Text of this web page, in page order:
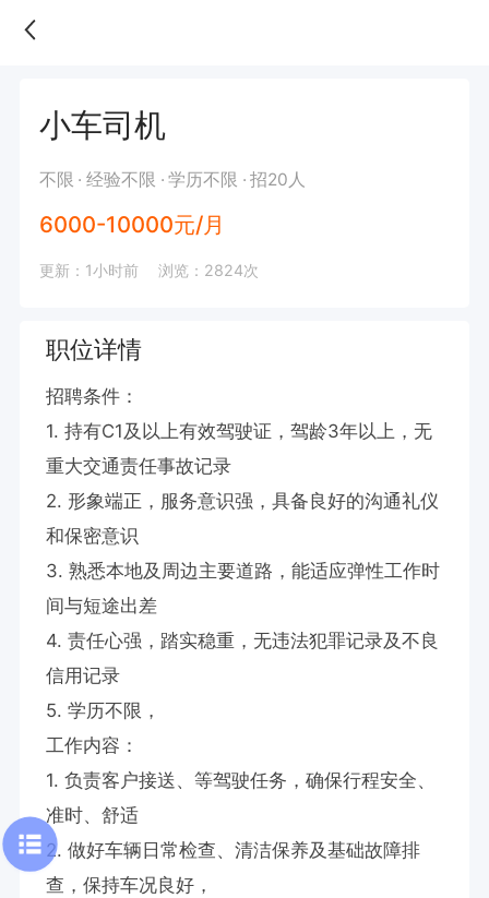
小车司机
不限 经验不限 学历不限 招20人
6000-10000元/月
更新：1小时前 浏览：2824次
职位详情
招聘条件：
1. 持有C1及以上有效驾驶证，驾龄3年以上，无
重大交通责任事故记录
2. 形象端正，服务意识强，具备良好的沟通礼仪
和保密意识
3. 熟悉本地及周边主要道路，能适应弹性工作时
间与短途出差
4. 责任心强，踏实稳重，无违法犯罪记录及不良
信用记录
5. 学历不限，
工作内容：
1. 负责客户接送、等驾驶任务，确保行程安全、
准时、舒适
2. 做好车辆日常检查、清洁保养及基础故障排
查，保持车况良好，